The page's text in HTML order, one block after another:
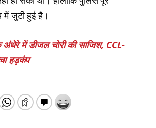
में जुटी हुई है।
अंधेरे में डीजल चोरी की साजिश, CCL-
हड़कंप